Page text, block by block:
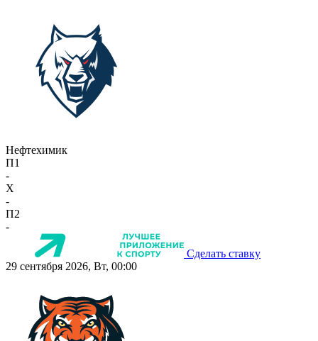
Нефтехимик
П1
-
X
-
П2
-
Сделать ставку
29 сентября 2026, Вт, 00:00